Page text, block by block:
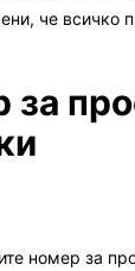
че всичко
номер за